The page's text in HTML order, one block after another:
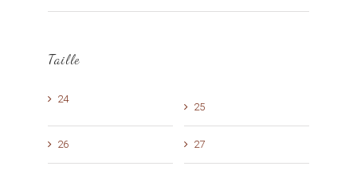
Taille
24
25
26 27